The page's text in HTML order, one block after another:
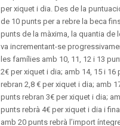
per xiquet i dia. Des de la
de 10 punts per a rebre la beca
punts de la màxima, la quantia de
va incrementant-se
les famílies amb 10, 11, 12 i 13
2€ per xiquet i dia; amb 14, 15 i 16
rebran 2,8 € per xiquet i dia; amb
punts rebran 3€ per xiquet i dia;
punts rebrà 4€ per xiquet i dia i
amb 20 punts rebrà l’import